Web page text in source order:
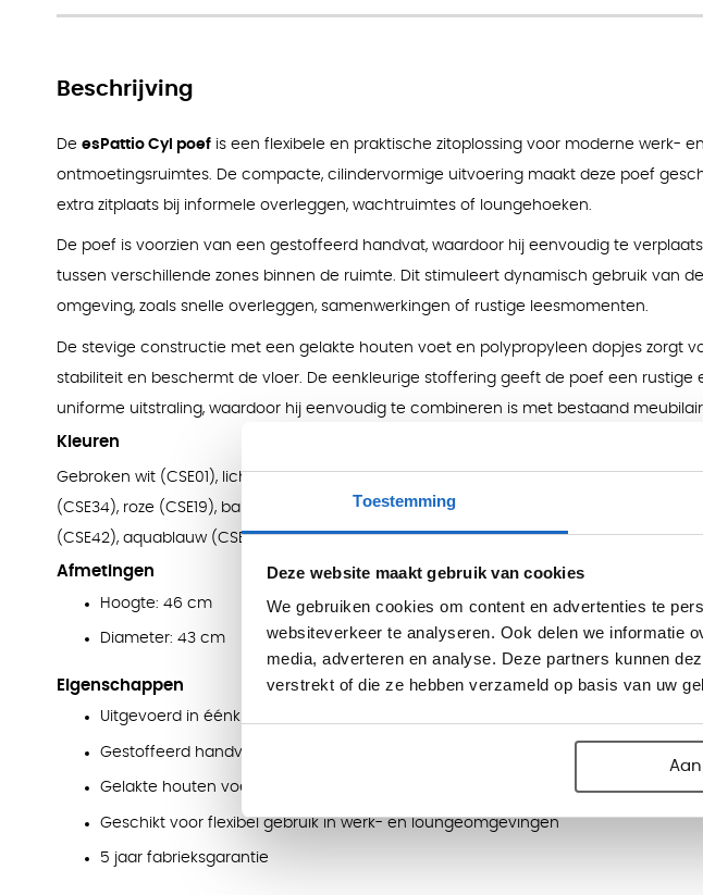
Toestemming
Deze website maakt gebruik van cookies
We gebruiken cookies om content en advertenties te
websiteverkeer te analyseren. Ook delen we informatie
media, adverteren en analyse. Deze partners kunnen
verstrekt of die ze hebben verzameld op basis van uw
Beschrijving
De esPattio Cyl poef is een flexibele en praktische zitoplossing voor moderne werk- en
ontmoetingsruimtes. De compacte, cilindervormige uitvoering maakt deze poef
extra zitplaats bij informele overleggen, wachtruimtes of loungehoeken.
De poef is voorzien van een gestoffeerd handvat, waardoor hij eenvoudig te
tussen verschillende zones binnen de ruimte. Dit stimuleert dynamisch gebruik van de
omgeving, zoals snelle overleggen, samenwerkingen of rustige leesmomenten.
De stevige constructie met een gelakte houten voet en polypropyleen dopjes zorgt
stabiliteit en beschermt de vloer. De eenkleurige stoffering geeft de poef een rustige
uniforme uitstraling, waardoor hij eenvoudig te combineren is met bestaand meubilair.
Kleuren
Gebroken wit (CSE01), lichtgeel (CSE31), geel (CSE03), beige (CSE02), lichtgroen
(CSE34), roze (CSE19), baksteenrood (CSE029), rood (CSE06), lichtblauw (CSE20),
(CSE42), aquablauw (CSE15), taupe (CSE21) en middengrijs (CSE13)
Afmetingen
Hoogte: 46 cm
Diameter: 43 cm
Eigenschappen
Uitgevoerd in éénkleurige stoffering (ERA Camira, 100% polyester)
Gestoffeerd handvat voor eenvoudig verplaatsen
Gelakte houten voet met vloerbeschermende dopjes
Geschikt voor flexibel gebruik in werk- en loungeomgevingen
5 jaar fabrieksgarantie